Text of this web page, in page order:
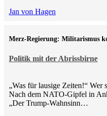
Jan von Hagen
Politik mit der Abrissbirne
Merz-Regierung: Militarismus
„Was für lausige Zeiten!“ Wer
Nach dem NATO-Gipfel in
„Der Trump-Wahnsinn…